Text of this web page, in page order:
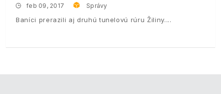
feb 09, 2017 Správy
Baníci prerazili aj druhú tunelovú rúru Žiliny.